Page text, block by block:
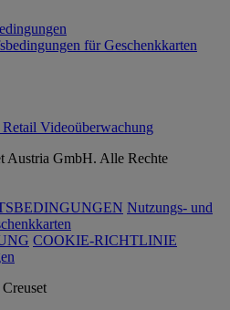
für Geschenkkarten
Videoüberwachung
Austria GmbH. Alle Rechte
Nutzungs- und
COOKIE-RICHTLINIE